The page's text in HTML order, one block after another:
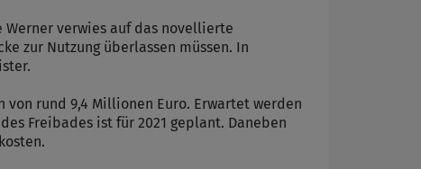
verwies auf das novellierte
zur Nutzung überlassen müssen. In
rund 9,4 Millionen Euro. Erwartet werden
Freibades ist für 2021 geplant. Daneben